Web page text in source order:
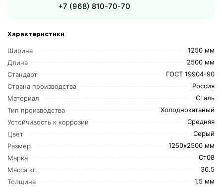
Характеристики
Ширина
1250 мм
Длина
2500 мм
Стандарт
ГОСТ 19904-90
Страна производства
Россия
Материал
Сталь
Тип производства
Холоднокатаный
Устойчивость к коррозии
Средняя
Цвет
Серый
Размер
1250х2500 мм
Марка
Ст08
Масса кг.
36.5
Толщина
1.5 мм
+7 (968) 810-70-70